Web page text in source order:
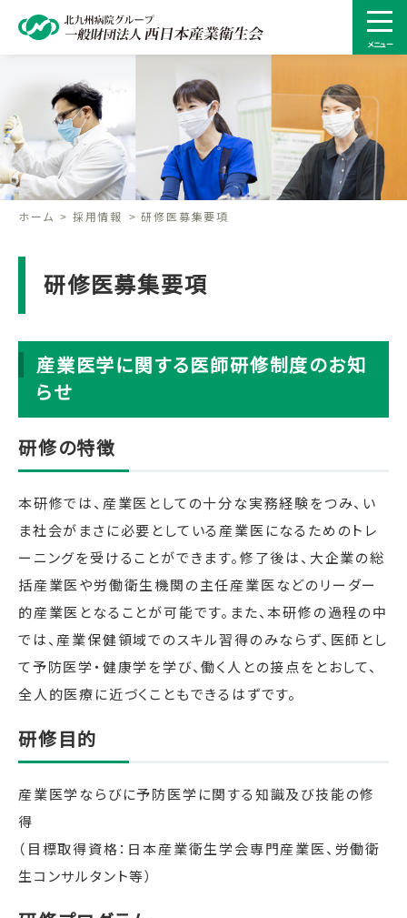
メニュー
ホーム 採用情報 研修医募集要項
研修医募集要項
産業医学に関する医師研修制度のお知
らせ
研修の特徴
本研修では、産業医としての十分な実務経験をつみ、い
ま社会がまさに必要としている産業医になるためのトレ
ーニングを受けることができます。修了後は、大企業の総
括産業医や労働衛生機関の主任産業医などのリーダー
的産業医となることが可能です。また、本研修の過程の中
では、産業保健領域でのスキル習得のみならず、医師とし
て予防医学・健康学を学び、働く人との接点をとおして、
全人的医療に近づくこともできるはずです。
研修目的
産業医学ならびに予防医学に関する知識及び技能の修
得
（目標取得資格：日本産業衛生学会専門産業医、労働衛
生コンサルタント等）